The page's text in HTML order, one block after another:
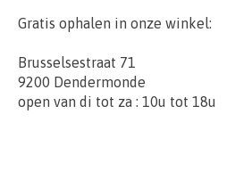
Gratis ophalen in onze winkel:
Brusselsestraat 71
9200 Dendermonde
open van di tot za : 10u tot 18u